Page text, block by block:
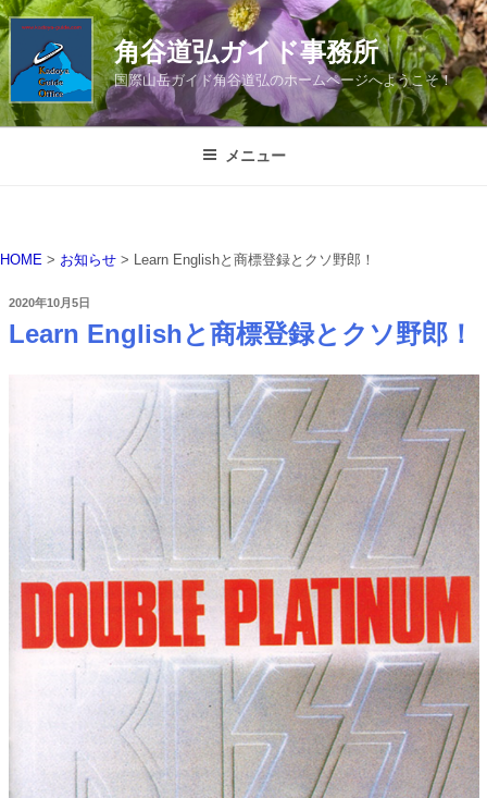
コ
ン
テ
ン
ツ
角谷道弘ガイド事務所
国際山岳ガイド角谷道弘のホームページへようこそ！
メニュー
HOME > お知らせ > Learn Englishと商標登録とクソ野郎！
投
稿
日:
2020年10月5日
Learn Englishと商標登録とクソ野郎！